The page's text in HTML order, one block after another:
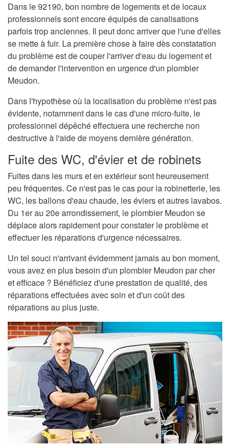
Dans le 92190, bon nombre de logements et de locaux
professionnels sont encore équipés de canalisations
parfois trop anciennes. Il peut donc arriver que l'une d'elles
se mette à fuir. La première chose à faire dès constatation
du problème est de couper l'arriver d'eau du logement et
de demander l'intervention en urgence d'un plombier
Meudon.
Dans l'hypothèse où la localisation du problème n'est pas
évidente, notamment dans le cas d'une micro-fuite, le
professionnel dépêché effectuera une recherche non
destructive à l'aide de moyens dernière génération.
Fuite des WC, d'évier et de robinets
Fuites dans les murs et en extérieur sont heureusement
peu fréquentes. Ce n'est pas le cas pour la robinetterie, les
WC, les ballons d'eau chaude, les éviers et autres lavabos.
Du 1er au 20e arrondissement, le plombier Meudon se
déplace alors rapidement pour constater le problème et
effectuer les réparations d'urgence nécessaires.
Un tel souci n'arrivant évidemment jamais au bon moment,
vous avez en plus besoin d'un plombier Meudon par cher
et efficace ? Bénéficiez d'une prestation de qualité, des
réparations effectuées avec soin et d'un coût des
réparations au plus juste.